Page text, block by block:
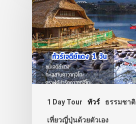
1 Day Tour ทัวร์ ธรรมชาติ
เที่ยวญี่ปุ่นด้วยตัวเอง